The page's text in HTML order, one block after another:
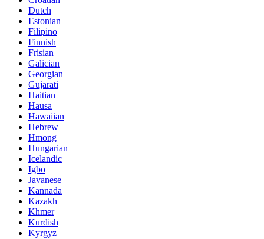
Dutch
Estonian
Filipino
Finnish
Frisian
Galician
Georgian
Gujarati
Haitian
Hausa
Hawaiian
Hebrew
Hmong
Hungarian
Icelandic
Igbo
Javanese
Kannada
Kazakh
Khmer
Kurdish
Kyrgyz